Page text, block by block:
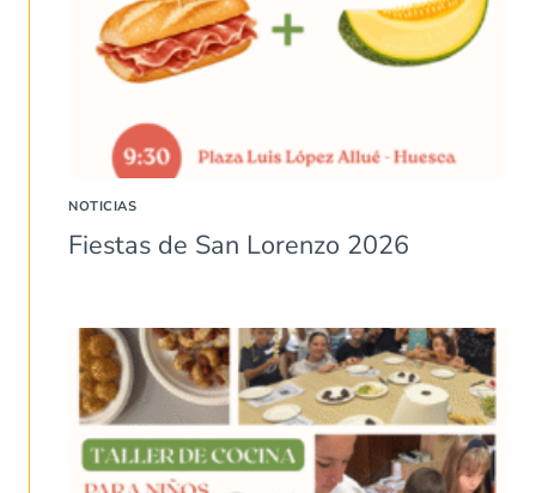
NOTICIAS
Fiestas de San Lorenzo 2026